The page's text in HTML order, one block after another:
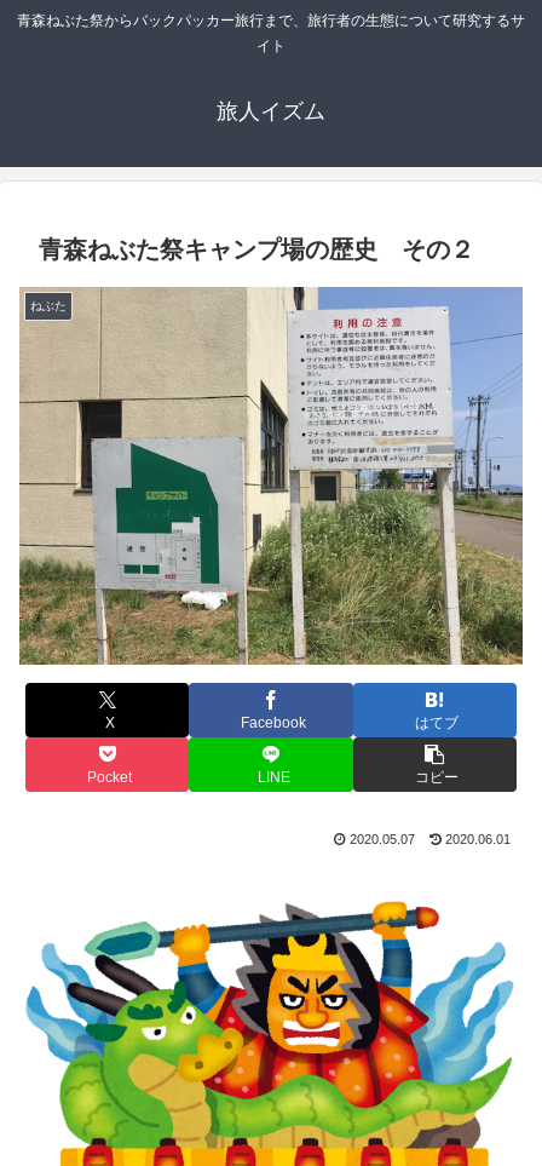
青森ねぶた祭からバックパッカー旅行まで、旅行者の生態について研究するサ
イト
旅人イズム
青森ねぶた祭キャンプ場の歴史 その２
ねぶた
X Facebook はてブ
Pocket LINE コピー
2020.05.07 2020.06.01